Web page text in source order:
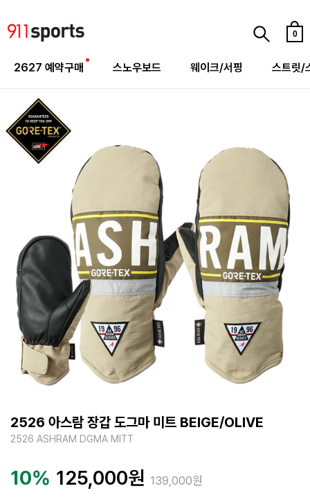
0
2627 예약구매 스노우보드 웨이크/서핑 스트릿/
2526 아스람 장갑 도그마 미트 BEIGE/OLIVE
2526 ASHRAM DGMA MITT
10% 125,000원 139,000원